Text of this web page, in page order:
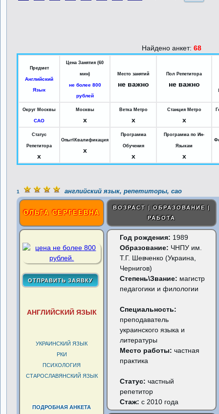
Найдено анкет: 68
Предмет
Английский
Язык
Цена Занятия (60
мин)
не более 800
рублей
Место занятий
не важно
Пол Репетитора
не важно
Округ Москвы
САО
Москвы
x
Ветка Метро
x
Станция Метро
x
Статус
Репетитора
x
Опыт\Квалификация
x
Программа
Обучения
x
Программа по Ин-
Языкам
x
1 английский язык, репетиторы, сао
ОЛЬГА СЕРГЕЕВНА
ВОЗРАСТ | ОБРАЗОВАНИЕ |
РАБОТА
АНГЛИЙСКИЙ ЯЗЫК
УКРАИНСКИЙ ЯЗЫК
РКИ
ПСИХОЛОГИЯ
СТАРОСЛАВЯНСКИЙ ЯЗЫК
ПОДРОБНАЯ АНКЕТА
Год рождения: 1989
Образование: ЧНПУ им.
Т.Г. Шевченко (Украина,
Чернигов)
Степень\Звание: магистр
педагогики и филологии
Специальность:
преподаватель
украинского языка и
литературы
Место работы: частная
практика
Статус:частный
репетитор
Стаж: с 2010 года